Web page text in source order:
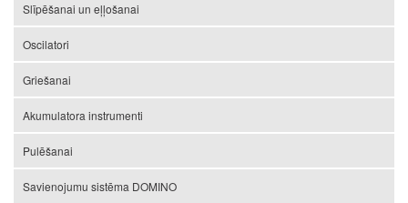
Slīpēšanai un eļļošanai
Oscilatori
Griešanai
Akumulatora instrumenti
Pulēšanai
Savienojumu sistēma DOMINO